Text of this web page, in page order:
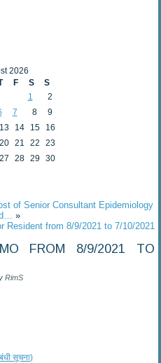
2026
F S
S
1
2
7 8
9
13 14 15
16
20 21 22
23
27 28 29
30
of Senior Consultant Epidemiology
»
Resident from 8/9/2021 to 7/10/2021
FROM 8/9/2021 TO
RimS
सूचना)